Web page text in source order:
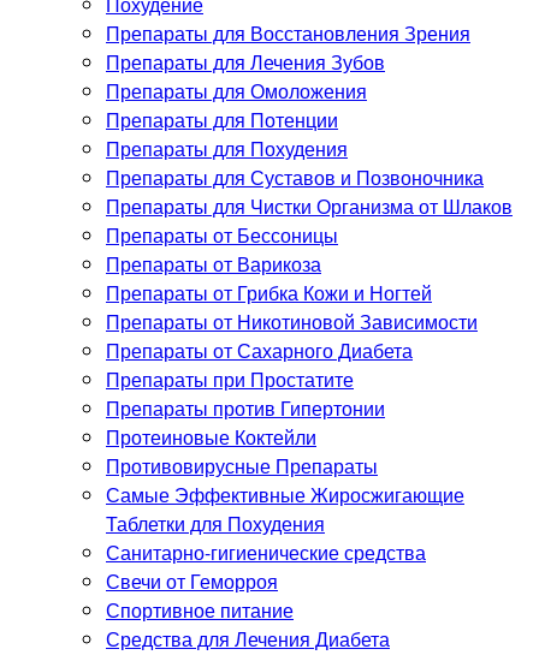
Препараты для Восстановления Зрения
Препараты для Лечения Зубов
Препараты для Омоложения
Препараты для Потенции
Препараты для Похудения
Препараты для Суставов и Позвоночника
Препараты для Чистки Организма от Шлаков
Препараты от Бессоницы
Препараты от Варикоза
Препараты от Грибка Кожи и Ногтей
Препараты от Никотиновой Зависимости
Препараты от Сахарного Диабета
Препараты при Простатите
Препараты против Гипертонии
Протеиновые Коктейли
Противовирусные Препараты
Самые Эффективные Жиросжигающие
Таблетки для Похудения
Санитарно-гигиенические средства
Свечи от Геморроя
Спортивное питание
Средства для Лечения Диабета